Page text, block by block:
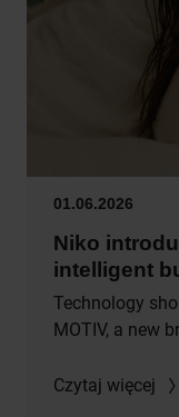
01.06.2026
Niko
intelligent
Technology
MOTIV, a new
Czytaj więcej